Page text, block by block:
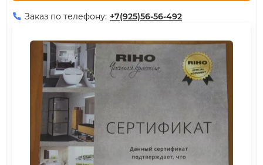
Заказ по телефону: +7(925)56-56-492